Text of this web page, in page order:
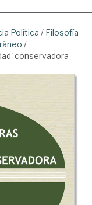
Política / Filosofía
/
conservadora